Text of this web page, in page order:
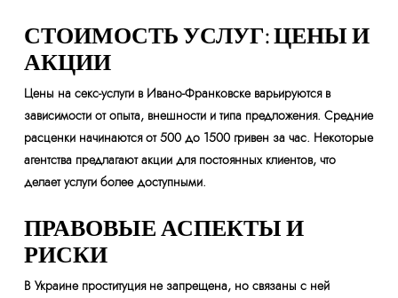
СТОИМОСТЬ УСЛУГ: ЦЕНЫ И
АКЦИИ
Цены на секс-услуги в Ивано-Франковске варьируются в
зависимости от опыта, внешности и типа предложения. Средние
расценки начинаются от 500 до 1500 гривен за час. Некоторые
агентства предлагают акции для постоянных клиентов, что
делает услуги более доступными.
ПРАВОВЫЕ АСПЕКТЫ И
РИСКИ
В Украине проституция не запрещена, но связаны с ней